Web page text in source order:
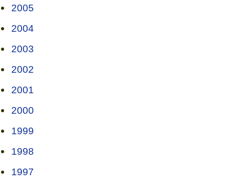
2005
2004
2003
2002
2001
2000
1999
1998
1997